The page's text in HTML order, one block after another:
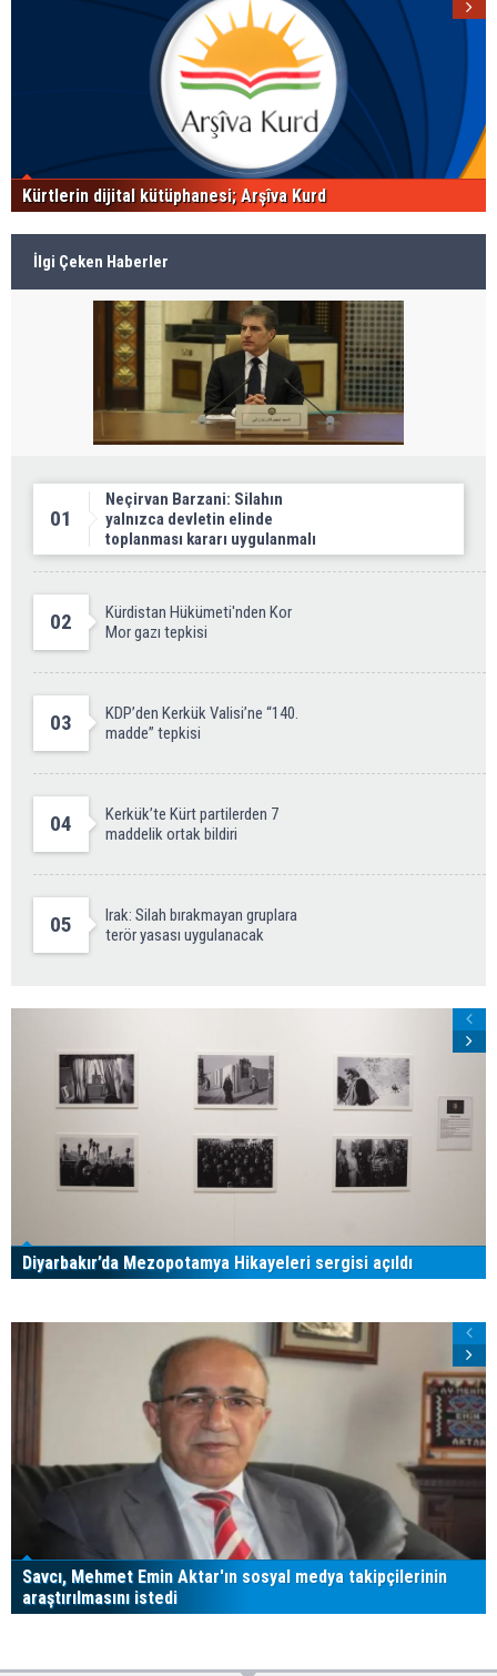
Kürtlerin dijital kütüphanesi; Arşîva Kurd
İlgi Çeken Haberler
01
Neçirvan Barzani: Silahın
yalnızca devletin elinde
toplanması kararı uygulanmalı
02
Kürdistan Hükümeti'nden Kor
Mor gazı tepkisi
03
KDP’den Kerkük Valisi’ne “140.
madde” tepkisi
04
Kerkük’te Kürt partilerden 7
maddelik ortak bildiri
05
Irak: Silah bırakmayan gruplara
terör yasası uygulanacak
Diyarbakır’da Mezopotamya Hikayeleri sergisi açıldı
Savcı, Mehmet Emin Aktar'ın sosyal medya takipçilerinin
araştırılmasını istedi